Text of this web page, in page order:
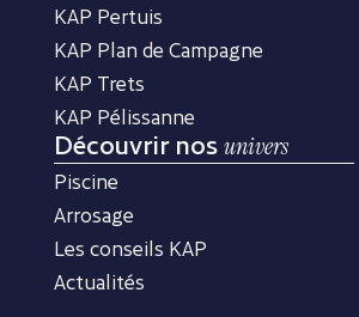
KAP Pertuis
KAP Plan de Campagne
KAP Trets
KAP Pélissanne
Découvrir nos univers
Piscine
Arrosage
Les conseils KAP
Actualités